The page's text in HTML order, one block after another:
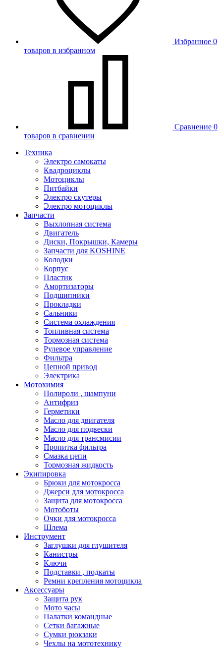
Избранное 0
товаров в избранном
Сравнение 0
товаров в сравнении
Техника
Электро самокаты
Квадроциклы
Мотоциклы
Питбайки
Электро скутеры
Электро мотоциклы
Запчасти
Выхлопная система
Двигатель
Диски, Покрышки, Камеры
Запчасти для KOSHINE
Колодки
Корпус
Пластик
Амортизаторы
Подшипники
Прокладки
Сальники
Система охлаждения
Топливная система
Тормозная система
Рулевое управление
Фильтра
Цепной привод
Электрика
Мотохимия
Полироли , шампуни
Антифриз
Герметики
Масло для двигателя
Масло для подвески
Масло для трансмисии
Пропитка фильтра
Смазка цепи
Тормозная жидкость
Экипировка
Брюки для мотокросса
Джерси для мотокросса
Защита для мотокросса
Мотоботы
Очки для мотокросса
Шлема
Инструмент
Заглушки для глушителя
Канистры
Ключи
Подставки , подкаты
Ремни крепления мотоцикла
Аксессуары
Защита рук
Мото часы
Палатки командные
Сетки багажные
Сумки рюкзаки
Чехлы на мототехнику